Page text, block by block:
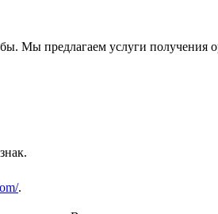
Мы предлагаем услуги получения
.